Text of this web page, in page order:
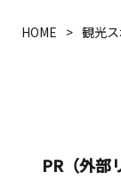
HOME 観光
PR（外部